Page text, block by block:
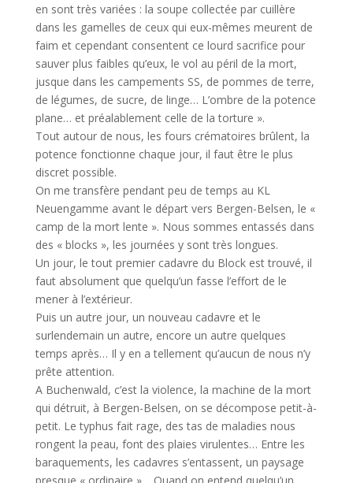
en sont très variées : la soupe collectée par cuillère
dans les gamelles de ceux qui eux-mêmes meurent de
faim et cependant consentent ce lourd sacrifice pour
sauver plus faibles qu’eux, le vol au péril de la mort,
jusque dans les campements SS, de pommes de terre,
de légumes, de sucre, de linge… L’ombre de la potence
plane… et préalablement celle de la torture ».
Tout autour de nous, les fours crématoires brûlent, la
potence fonctionne chaque jour, il faut être le plus
discret possible.
On me transfère pendant peu de temps au KL
Neuengamme avant le départ vers Bergen-Belsen, le «
camp de la mort lente ». Nous sommes entassés dans
des « blocks », les journées y sont très longues.
Un jour, le tout premier cadavre du Block est trouvé, il
faut absolument que quelqu’un fasse l’effort de le
mener à l’extérieur.
Puis un autre jour, un nouveau cadavre et le
surlendemain un autre, encore un autre quelques
temps après… Il y en a tellement qu’aucun de nous n’y
prête attention.
A Buchenwald, c’est la violence, la machine de la mort
qui détruit, à Bergen-Belsen, on se décompose petit-à-
petit. Le typhus fait rage, des tas de maladies nous
rongent la peau, font des plaies virulentes… Entre les
baraquements, les cadavres s’entassent, un paysage